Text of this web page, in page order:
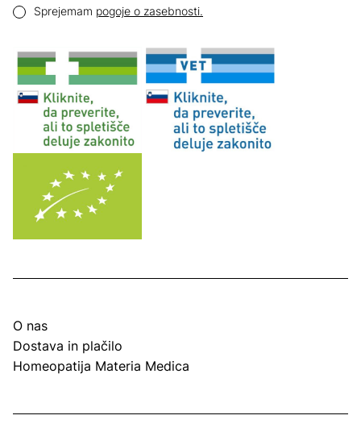
Pogoji zasebnosti
Sprejemam pogoje o zasebnosti.
O nas
Dostava in plačilo
Homeopatija Materia Medica